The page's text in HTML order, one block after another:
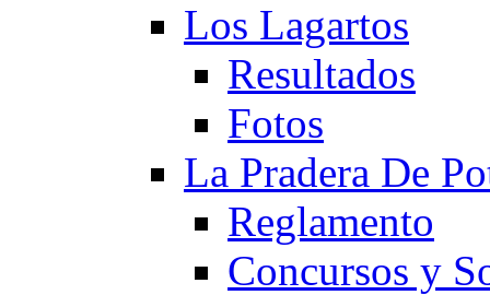
Los Lagartos
Resultados
Fotos
La Pradera De
Reglamento
Concursos y